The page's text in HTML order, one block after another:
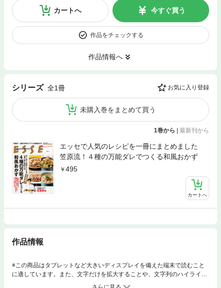
カートへ 今すぐ買う
作品をチェックする
作品情報へ
シリーズ 全1冊 お気に入り登録
未購入巻をまとめて買う
1巻から 最新刊から
エッセで人気のレシピを一冊にまとめました
笠原流！４種の万能ダレでつくる和風おかず
495
カートへ
作品情報
※この商品はタブレットなど大きいディスプレイを備えた端末で読むこと
に適しています。また、文字だけを拡大することや、文字列のハイライ
ト、検索、辞書の参照、引用などの機能が使用できません。いま大人気の